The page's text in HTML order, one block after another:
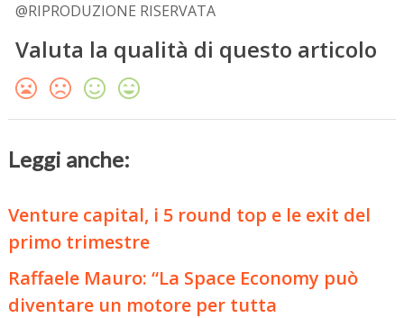
@RIPRODUZIONE RISERVATA
Valuta la qualità di questo articolo
Leggi anche:
Venture capital, i 5 round top e le exit del
primo trimestre
Raffaele Mauro: “La Space Economy può
diventare un motore per tutta